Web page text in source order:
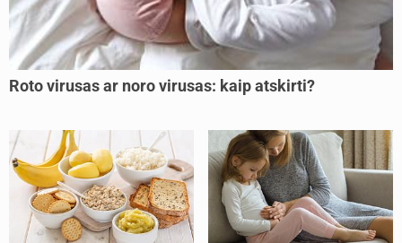
Roto virusas ar noro virusas: kaip atskirti?